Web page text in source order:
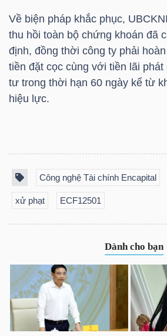
Về biện pháp khắc phục,
thu hồi toàn bộ chứng khoán đã
định, đồng thời công ty phải
tiền đặt cọc cùng với tiền lãi phát
tư trong thời hạn 60 ngày kể từ
hiệu lực.
Công nghệ Tài chính Encapital
xử phạt ECF12501
NGÀNH
DOANH
TRÁI
PHIẾU